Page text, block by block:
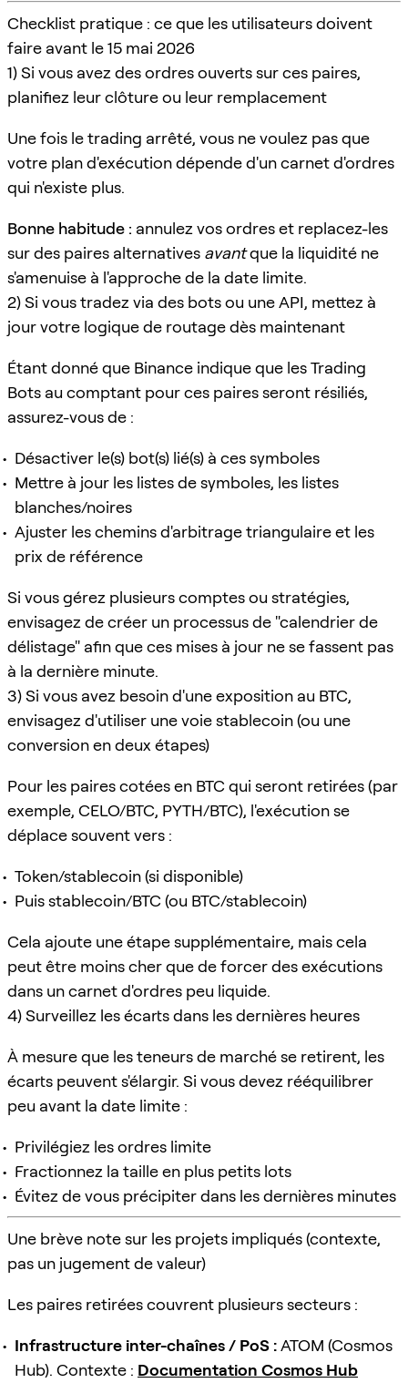
Checklist pratique : ce que les utilisateurs doivent
faire avant le 15 mai 2026
1) Si vous avez des ordres ouverts sur ces paires,
planifiez leur clôture ou leur remplacement
Une fois le trading arrêté, vous ne voulez pas que
votre plan d'exécution dépende d'un carnet d'ordres
qui n'existe plus.
Bonne habitude : annulez vos ordres et replacez-les
sur des paires alternatives avantque la liquidité ne
s'amenuise à l'approche de la date limite.
2) Si vous tradez via des bots ou une API, mettez à
jour votre logique de routage dès maintenant
Étant donné que Binance indique que les Trading
Bots au comptant pour ces paires seront résiliés,
assurez-vous de :
Désactiver le(s) bot(s) lié(s) à ces symboles
Mettre à jour les listes de symboles, les listes
blanches/noires
Ajuster les chemins d'arbitrage triangulaire et les
prix de référence
Si vous gérez plusieurs comptes ou stratégies,
envisagez de créer un processus de "calendrier de
délistage" afin que ces mises à jour ne se fassent pas
à la dernière minute.
3) Si vous avez besoin d'une exposition au BTC,
envisagez d'utiliser une voie stablecoin (ou une
conversion en deux étapes)
Pour les paires cotées en BTC qui seront retirées (par
exemple, CELO/BTC, PYTH/BTC), l'exécution se
déplace souvent vers :
Token/stablecoin (si disponible)
Puis stablecoin/BTC (ou BTC/stablecoin)
Cela ajoute une étape supplémentaire, mais cela
peut être moins cher que de forcer des exécutions
dans un carnet d'ordres peu liquide.
4) Surveillez les écarts dans les dernières heures
À mesure que les teneurs de marché se retirent, les
écarts peuvent s'élargir. Si vous devez rééquilibrer
peu avant la date limite :
Privilégiez les ordres limite
Fractionnez la taille en plus petits lots
Évitez de vous précipiter dans les dernières minutes
Une brève note sur les projets impliqués (contexte,
pas un jugement de valeur)
Les paires retirées couvrent plusieurs secteurs :
Infrastructure inter-chaînes / PoS :ATOM (Cosmos
Hub). Contexte : Documentation Cosmos Hub